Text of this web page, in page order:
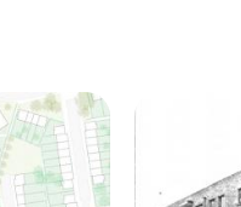
Afbeelding